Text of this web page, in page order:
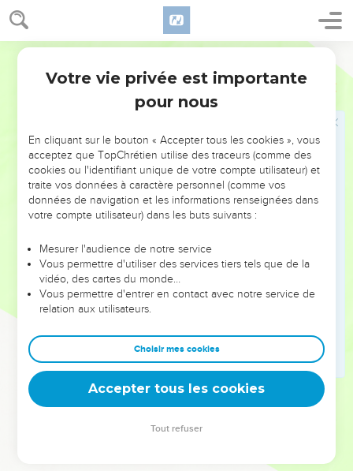
Apocalypse 4
et devant le trône brûlaient sept lampes ardentes, qui sont
Il y avait aussi devant le trône une mer de verre semblable
à du cristal, et au milieu du trône et autour du trône, quatre
animaux pleins d'yeux devant et derrière.
ressemblait à un veau ; le troisième animal avait le visage
comme un homme ; et le quatrième animal ressemblait à un
aigle qui vole.
Et les quatre animaux avaient chacun six ailes, et à l'entour
et au-dedans ils étaient pleins d'yeux ; et ils ne cessaient,
tout-puissant, QUI ÉTAIT, QUI EST, et QUI SERA !
Et quand les animaux rendaient gloire et honneur et grâce
à celui qui était assis sur le trône, à celui qui vit aux siècles
des siècles,
Les vingt-quatre Anciens se prosternaient devant celui qui
était assis sur le trône, et ils adoraient celui qui vit aux
siècles des siècles et jetaient leurs couronnes devant le
trône, en disant :
Seigneur, tu es digne de recevoir la gloire, l'honneur, et la
Votre vie privée est importante
pour nous
En cliquant sur le bouton « Accepter tous les cookies », vous
acceptez que TopChrétien utilise des traceurs (comme des
cookies ou l'identifiant unique de votre compte utilisateur) et
traite vos données à caractère personnel (comme vos
données de navigation et les informations renseignées dans
votre compte utilisateur) dans les buts suivants :
Mesurer l'audience de notre service
Vous permettre d'utiliser des services tiers tels que de la
vidéo, des cartes du monde…
Vous permettre d'entrer en contact avec notre service de
relation aux utilisateurs.
Choisir mes cookies
Accepter tous les cookies
Tout refuser